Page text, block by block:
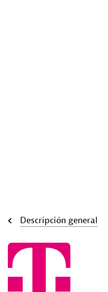
Descripción general